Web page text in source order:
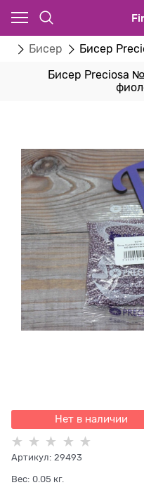
Бисер Бисер
Бисер Preciosa
Нет в наличии
Артикул: 29493
Вес: 0.05 кг.